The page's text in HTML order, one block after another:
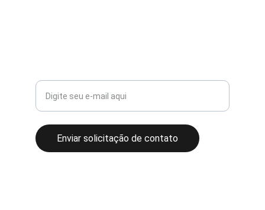
Enviar solicitação de contato